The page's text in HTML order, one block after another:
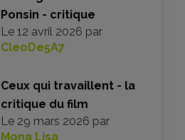
Ponsin - critique
Le 12 avril 2026 par
CleoDe5A7
Ceux qui travaillent - la
critique du film
Le 29 mars 2026 par
Mona Lisa